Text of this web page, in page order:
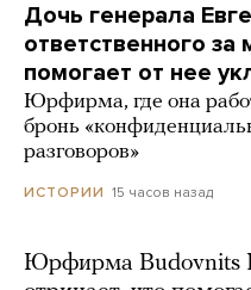
Дочь генерала
ответственного
помогает от нее
Юрфирма, где она
бронь
разговоров»
ИСТОРИИ 15 часов назад
Юрфирма Budovnits